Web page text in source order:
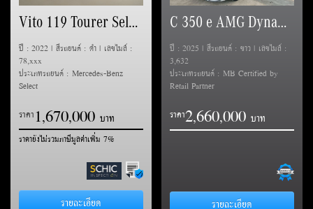
Vito 119 Tourer Select
ปี : 2022 | สีรถยนต์ : ดำ | เลขไมล์ :
78,xxx
ประเภทรถยนต์ : Mercedes-Benz
Select
ราคา1,670,000
ราคายังไม่รวมภาษีมูลค่าเพิ่ม 7%
รายละเอียด
C 350 e AMG Dynamic (W206)
ปี : 2025 | สีรถยนต์ : ขาว | เลขไมล์ :
3,632
ประเภทรถยนต์ : MB Certified by
Retail Partner
ราคา2,660,000
รายละเอียด